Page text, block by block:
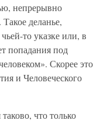
непрерывно
деланье,
то указке или, в
попадания под
Скорее это
и Человеческого
что только